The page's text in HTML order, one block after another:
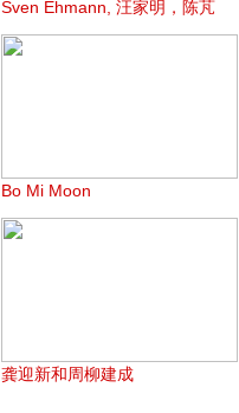
Sven Ehmann, 汪家明，陈芃
Bo Mi Moon
龚迎新和周柳建成